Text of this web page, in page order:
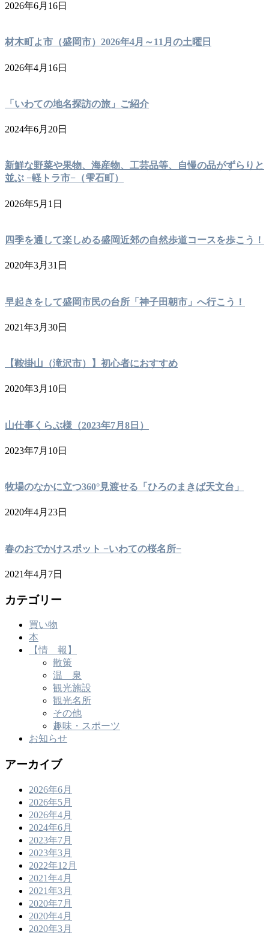
2026年6月16日
材木町よ市（盛岡市）2026年4月～11月の土曜日
2026年4月16日
「いわての地名探訪の旅」ご紹介
2024年6月20日
新鮮な野菜や果物、海産物、工芸品等、自慢の品がずらりと
並ぶ −軽トラ市−（雫石町）
2026年5月1日
四季を通して楽しめる盛岡近郊の自然歩道コースを歩こう！
2020年3月31日
早起きをして盛岡市民の台所「神子田朝市」へ行こう！
2021年3月30日
【鞍掛山（滝沢市）】初心者におすすめ
2020年3月10日
山仕事くらぶ様（2023年7月8日）
2023年7月10日
牧場のなかに立つ360°見渡せる「ひろのまきば天文台」
2020年4月23日
春のおでかけスポット −いわての桜名所−
2021年4月7日
カテゴリー
買い物
本
【情 報】
散策
温 泉
観光施設
観光名所
その他
趣味・スポーツ
お知らせ
アーカイブ
2026年6月
2026年5月
2026年4月
2024年6月
2023年7月
2023年3月
2022年12月
2021年4月
2021年3月
2020年7月
2020年4月
2020年3月